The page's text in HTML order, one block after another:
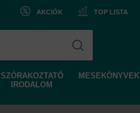
AKCIÓK TOP LISTA
SZÓRAKOZTATÓ
IRODALOM
MESEKÖNYVEK